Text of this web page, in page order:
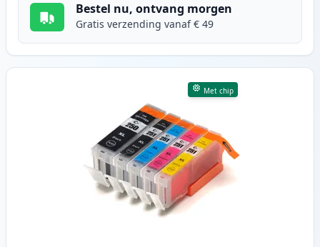
Bestel nu, ontvang morgen
Gratis verzending vanaf € 49
Met chip